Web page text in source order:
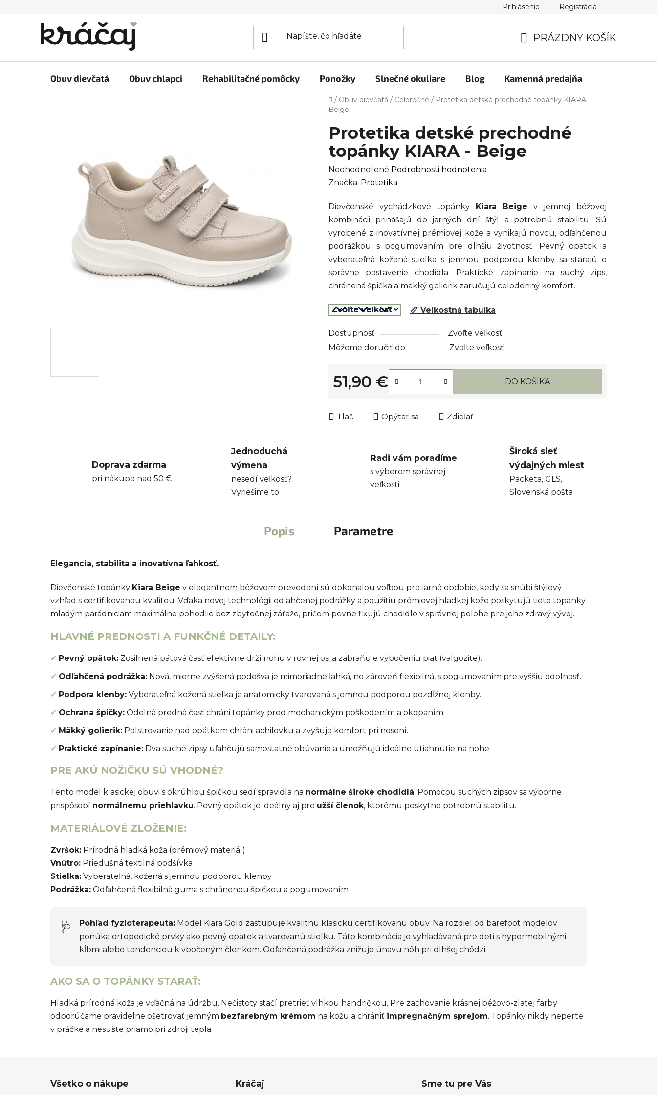
Prihlásenie Registrácia
KOŠÍK
PRÁZDNY KOŠÍK
Obuv dievčatá Obuv chlapci Rehabilitačné pomôcky Ponožky Slnečné okuliare Blog Kamenná predajňa
Domov
/ Obuv dievčatá / Celoročné / Protetika detské prechodné topánky KIARA -
Beige
Protetika detské prechodné
topánky KIARA - Beige
Priemerné
hodnotenie
je
0,0
z
5
hviezdičiek.
Neohodnotené Podrobnosti hodnotenia
Značka: Protetika
Dievčenské vychádzkové topánky Kiara Beige v jemnej béžovej
kombinácii prinášajú do jarných dní štýl a potrebnú stabilitu. Sú
vyrobené z inovatívnej prémiovej kože a vynikajú novou, odľahčenou
podrážkou s pogumovaním pre dlhšiu životnosť. Pevný opätok a
vyberateľná kožená stielka s jemnou podporou klenby sa starajú o
správne postavenie chodidla. Praktické zapínanie na suchý zips,
chránená špička a mäkký golierik zaručujú celodenný komfort.
📏 Veľkostná tabuľka
Dostupnosť
Zvoľte veľkosť
Môžeme doručiť do:
Zvoľte veľkosť
51,90 €
Jednotková cena:
DO KOŠÍKA
Tlač Opýtať sa Zdieľať
Doprava zdarma
pri nákupe nad 50 €
Jednoduchá
výmena
nesedí veľkosť?
Vyriešime to
Radi vám poradíme
s výberom správnej
veľkosti
Široká sieť
výdajných miest
Packeta, GLS,
Slovenská pošta
Popis Parametre
Elegancia, stabilita a inovatívna ľahkosť.
Dievčenské topánky Kiara Beige v elegantnom béžovom prevedení sú dokonalou voľbou pre jarné obdobie, kedy sa snúbi štýlový
vzhľad s certifikovanou kvalitou. Vďaka novej technológii odľahčenej podrážky a použitiu prémiovej hladkej kože poskytujú tieto topánky
mladým parádniciam maximálne pohodlie bez zbytočnej záťaže, pričom pevne fixujú chodidlo v správnej polohe pre jeho zdravý vývoj.
HLAVNÉ PREDNOSTI A FUNKČNÉ DETAILY:
✔ Pevný opätok: Zosilnená pätová časť efektívne drží nohu v rovnej osi a zabraňuje vybočeniu piat (valgozite).
✔ Odľahčená podrážka: Nová, mierne zvýšená podošva je mimoriadne ľahká, no zároveň flexibilná, s pogumovaním pre vyššiu odolnosť.
✔ Podpora klenby: Vyberateľná kožená stielka je anatomicky tvarovaná s jemnou podporou pozdĺžnej klenby.
✔ Ochrana špičky: Odolná predná časť chráni topánky pred mechanickým poškodením a okopaním.
✔ Mäkký golierik: Polstrovanie nad opätkom chráni achilovku a zvyšuje komfort pri nosení.
✔ Praktické zapínanie: Dva suché zipsy uľahčujú samostatné obúvanie a umožňujú ideálne utiahnutie na nohe.
PRE AKÚ NOŽIČKU SÚ VHODNÉ?
Tento model klasickej obuvi s okrúhlou špičkou sedí spravidla na normálne široké chodidlá. Pomocou suchých zipsov sa výborne
prispôsobí normálnemu priehlavku. Pevný opätok je ideálny aj pre užší členok, ktorému poskytne potrebnú stabilitu.
MATERIÁLOVÉ ZLOŽENIE:
Zvršok: Prírodná hladká koža (prémiový materiál)
Vnútro: Priedušná textilná podšívka
Stielka: Vyberateľná, kožená s jemnou podporou klenby
Podrážka: Odľahčená flexibilná guma s chránenou špičkou a pogumovaním
🩺 Pohľad fyzioterapeuta: Model Kiara Gold zastupuje kvalitnú klasickú certifikovanú obuv. Na rozdiel od barefoot modelov
ponúka ortopedické prvky ako pevný opätok a tvarovanú stielku. Táto kombinácia je vyhľadávaná pre deti s hypermobilnými
kĺbmi alebo tendenciou k vbočeným členkom. Odľahčená podrážka znižuje únavu nôh pri dlhšej chôdzi.
AKO SA O TOPÁNKY STARAŤ:
Hladká prírodná koža je vďačná na údržbu. Nečistoty stačí pretrieť vlhkou handričkou. Pre zachovanie krásnej béžovo-zlatej farby
odporúčame pravidelne ošetrovať jemným bezfarebným krémom na kožu a chrániť impregnačným sprejom. Topánky nikdy neperte
v práčke a nesušte priamo pri zdroji tepla.
Všetko o nákupe Kráčaj Sme tu pre Vás